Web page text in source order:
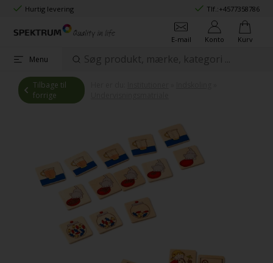
Hurtig levering Tlf.:+4577358786
E-mail Konto Kurv
Menu
Tilbage til
forrige